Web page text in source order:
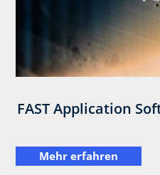
FAST Application
Mehr erfahren